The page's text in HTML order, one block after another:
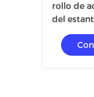
rollo de
del
el rodillo
20m/Min